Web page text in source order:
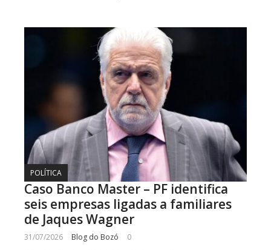
POLÍTICA
Caso Banco Master – PF identifica
seis empresas ligadas a familiares
de Jaques Wagner
31/07/2026 Blog do Bozó 0